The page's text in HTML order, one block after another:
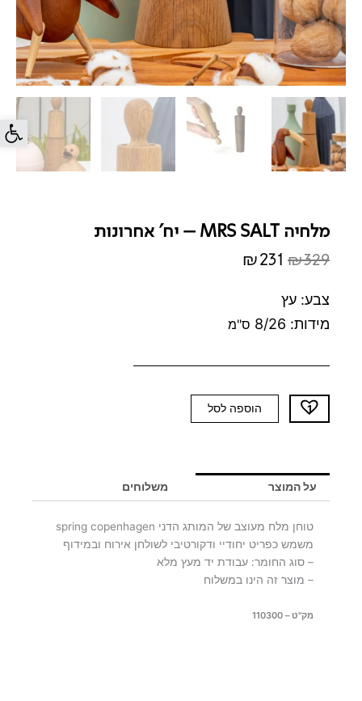
פתח
מלחיה MRS SALT – יח' אחרונות
₪329
המקורי
היה:
₪329.
₪231
₪231.
צבע: עץ
מידות: 8/26
ס"מ
כמות
של
SALT
אחרונות
הוספה לסל
על המוצר משלוחים
טוחן מלח מעוצב של המותג הדני spring copenhagen
משמש כפריט יחודיי ודקורטיבי לשולחן אירוח ובמידוף
– סוג החומר: עבודת יד מעץ מלא
– מוצר זה הינו במשלוח
מק"ט – 110300